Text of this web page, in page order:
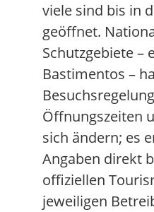
viele sind bis in
geöffnet.
Schutzgebiete –
Bastimentos –
Öffnungszeiten
sich ändern; es
Angaben direkt
offiziellen
jeweiligen